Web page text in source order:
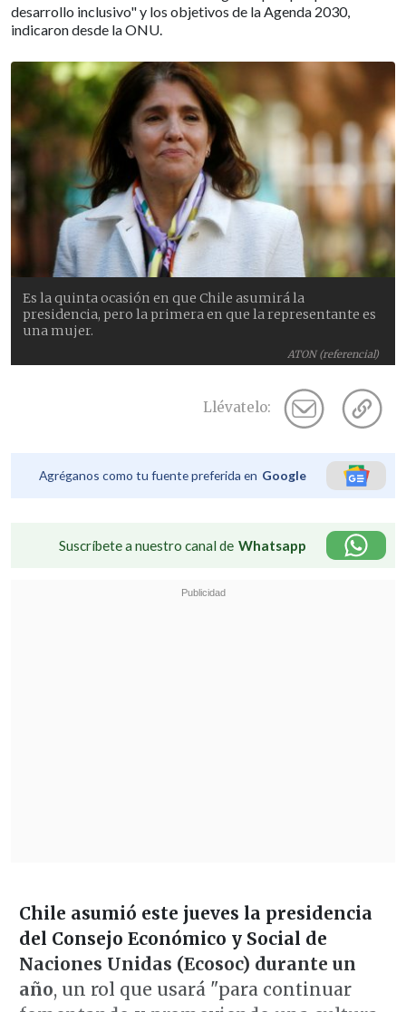
desarrollo inclusivo" y los objetivos de la Agenda 2030,
indicaron desde la ONU.
ATON (referencial)
Es la quinta ocasión en que Chile asumirá la
presidencia, pero la primera en que la representante es
una mujer.
Llévatelo:
Agréganos como tu fuente preferida en Google
Suscríbete a nuestro canal de Whatsapp
Chile asumió este jueves la presidencia
del Consejo Económico y Social de
Naciones Unidas (Ecosoc) durante un
año, un rol que usará "para continuar